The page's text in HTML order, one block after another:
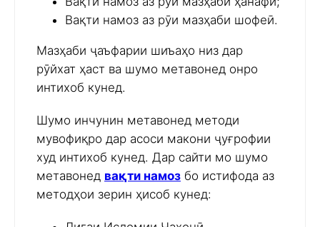
Вақти намоз аз рӯи мазҳаби шофеӣ.
Мазҳаби ҷаъфарии шиъаҳо низ дар
рӯйхат ҳаст ва шумо метавонед онро
интихоб кунед.
Шумо инчунин метавонед методи
мувофиқро дар асоси макони ҷуғрофии
худ интихоб кунед. Дар сайти мо шумо
метавонед вақти намоз бо истифода аз
методҳои зерин ҳисоб кунед: